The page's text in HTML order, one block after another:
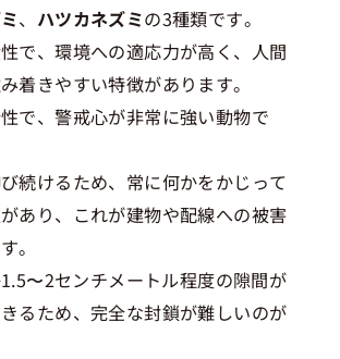
、 ハツカネズミの3種類です。
で、環境への適応力が高く、人間
着きやすい特徴があります。
で、警戒心が非常に強い動物で
続けるため、常に何かをかじって
あり、これが建物や配線への被害
。
〜2センチメートル程度の隙間が
るため、完全な封鎖が難しいのが